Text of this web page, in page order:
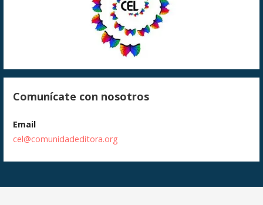
Comunícate con nosotros
Email
cel@comunidadeditora.org